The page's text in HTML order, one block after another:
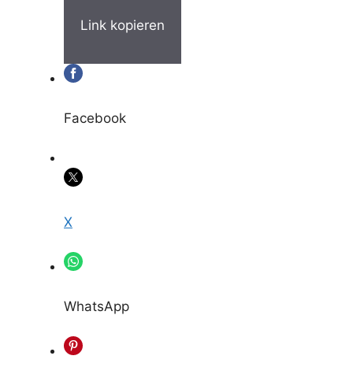
Link kopieren
Facebook
X
WhatsApp